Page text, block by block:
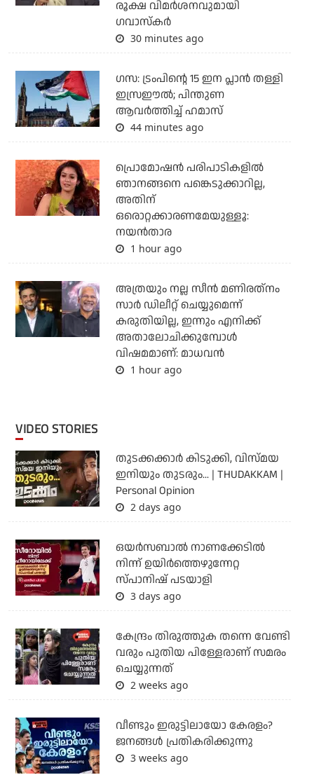
രൂക്ഷ വിമര്‍ശനവുമായി
ഗവാസ്‌കര്‍
30 minutes ago
ഗസ: ട്രംപിന്റെ 15 ഇന പ്ലാന്‍ തള്ളി
ഇസ്രഈല്‍; പിന്തുണ
ആവര്‍ത്തിച്ച് ഹമാസ്
44 minutes ago
പ്രൊമോഷന്‍ പരിപാടികളില്‍
ഞാനങ്ങനെ പങ്കെടുക്കാറില്ല,
അതിന്
ഒരൊറ്റക്കാരണമേയുള്ളൂ:
നയന്‍താര
1 hour ago
അത്രയും നല്ല സീന്‍ മണിരത്‌നം
സാര്‍ ഡിലീറ്റ് ചെയ്യുമെന്ന്
കരുതിയില്ല, ഇന്നും എനിക്ക്
അതാലോചിക്കുമ്പോള്‍
വിഷമമാണ്: മാധവന്‍
1 hour ago
VIDEO STORIES
തുടക്കക്കാര്‍ കിടുക്കി, വിസ്മയ
ഇനിയും തുടരും... | THUDAKKAM |
Personal Opinion
2 days ago
ഒയര്‍സബാൽ നാണക്കേടിൽ
നിന്ന് ഉയിർത്തെഴുന്നേറ്റ
സ്പാനിഷ് പടയാളി
3 days ago
കേന്ദ്രം തിരുത്തുക തന്നെ വേണ്ടി
വരും പുതിയ പിള്ളേരാണ് സമരം
ചെയ്യുന്നത്
2 weeks ago
വീണ്ടും ഇരുട്ടിലായോ കേരളം?
ജനങ്ങൾ പ്രതികരിക്കുന്നു
3 weeks ago